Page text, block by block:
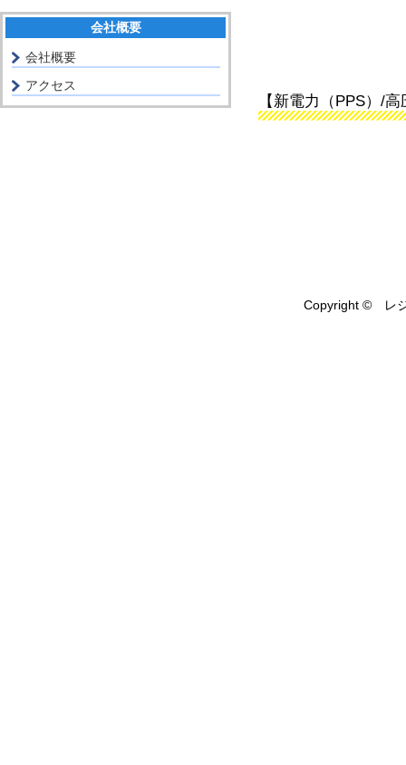
会社概要
会社概要
アクセス
【新電力（PPS）/
Copyright © レ